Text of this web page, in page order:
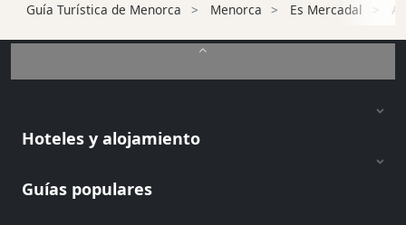
Para
Discoteca
Guía Turística de Menorca Menorca Es Mercadal
Hoteles y alojamiento
Guías populares